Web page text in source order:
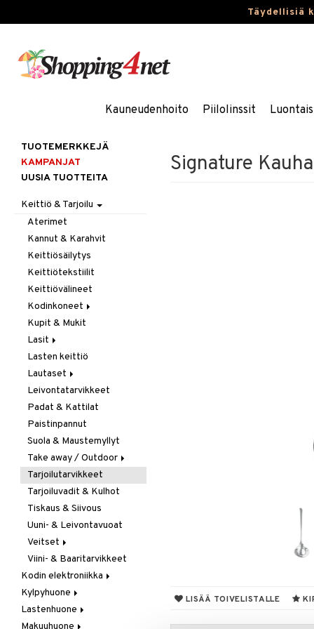
Täydellisiä
Kauneudenhoito Piilolinssit
Signature
LISÄÄ TOIVELISTALLE
TUOTEMERKKEJÄ
KAMPANJAT
UUSIA TUOTTEITA
Keittiö & Tarjoilu
Aterimet
Kannut & Karahvit
Keittiösäilytys
Keittiötekstiilit
Keittiövälineet
Kodinkoneet
Kahvi, Tee & Espresso
Leivänpaahtimet
Mixerit &
Sähkövatkaimet
Muut koneet
Vedenkeittimet
Kupit & Mukit
Lasit
Juoma- & Cocktailasit
Juomalasit
Olutlasit
Shamppanjalasit
Snapsi- & Aveclasit
Viinilasit
Whiskey- & Konjakkilasit
Lasten keittiö
Lautaset
Asetit
Ruokalautaset
Syvät lautaset
Leivontatarvikkeet
Padat & Kattilat
Paistinpannut
Suola & Maustemyllyt
Take away / Outdoor
Eväslaatikot
Pullot
Termoskannut
Termosmukit
Tarjoilutarvikkeet
Tarjoiluvadit & Kulhot
Tiskaus & Siivous
Uuni- & Leivontavuoat
Veitset
Erityisveitset
Keittiöveitset
Kuorinta- &
Vihannesveitset
Leikkuulaudat
Viini- & Baaritarvikkeet
Kodin elektroniikka
Ääni
Kylpyhuone
Kylpyhuoneen sisustus
Kylpyhuoneen tarvikkeita
Lastenhuone
Kylpyhuoneen koristelu
Makuuhuone